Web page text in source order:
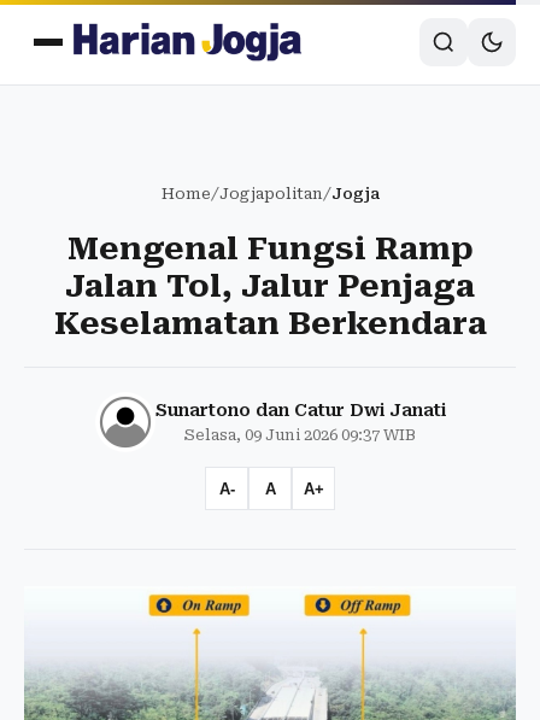
Home/Jogjapolitan/Jogja
Mengenal Fungsi Ramp
Jalan Tol, Jalur Penjaga
Keselamatan Berkendara
Sunartono dan Catur Dwi Janati
Selasa, 09 Juni 2026 09:37 WIB
A- A A+